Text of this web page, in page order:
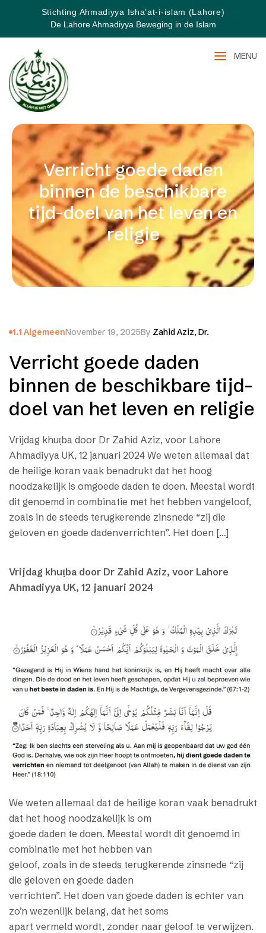
Stichting Ahmadiyya Isha’at-i-islam (Lahore)
De Lahore Ahmadiyya Beweging in de Islam
MENU
Verricht goede daden
binnen de beschikbare
tijd-doel van het leven en
religie
1.1 AlgemeenNovember 19, 2025By Zahid Aziz, Dr.
Verricht goede daden
binnen de beschikbare tijd-
doel van het leven en religie
Vrijdag khuṭba door Dr Zahid Aziz, voor Lahore
Ahmadiyya UK, 12 januari 2024 We weten allemaal dat
de heilige koran vaak benadrukt dat het hoog
noodzakelijk is omgoede daden te doen. Meestal wordt
dit genoemd in combinatie met het hebben vangeloof,
zoals in de steeds terugkerende zinsnede “zij die
geloven en goede dadenverrichten”. Het doen […]
Vrijdag khuṭba door Dr Zahid Aziz, voor Lahore
Ahmadiyya UK, 12 januari 2024
We weten allemaal dat de heilige koran vaak benadrukt
dat het hoog noodzakelijk is om
goede daden te doen. Meestal wordt dit genoemd in
combinatie met het hebben van
geloof, zoals in de steeds terugkerende zinsnede “zij
die geloven en goede daden
verrichten”. Het doen van goede daden is echter van
zo’n wezenlijk belang, dat het soms
apart vermeld wordt, zonder naar geloof te verwijzen.